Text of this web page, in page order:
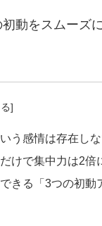
動をスムーズ
う感情は存在し
けで集中力は2倍
きる「3つの初動